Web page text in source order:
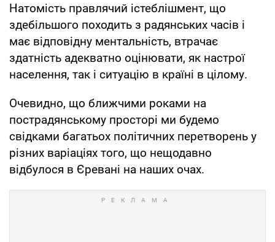
Натомість правлячий істеблішмент, що
здебільшого походить з радянських часів і
має відповідну ментальність, втрачає
здатність адекватно оцінювати, як настрої
населення, так і ситуацію в країні в цілому.
Очевидно, що ближчими роками на
пострадянському просторі ми будемо
свідками багатьох політичних перетворень у
різних варіаціях того, що нещодавно
відбулося в Єревані на наших очах.